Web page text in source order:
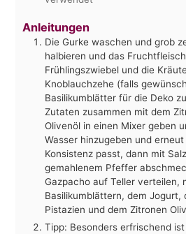
Anleitungen
Die Gurke waschen und grob
halbieren und das
Frühlingszwiebel und die
Knoblauchzehe (falls
Basilikumblätter für die Deko
Zutaten zusammen mit dem
Olivenöl in einen Mixer geben
Wasser hinzugeben und
Konsistenz passt, dann mit
gemahlenem Pfeffer
Gazpacho auf Teller verteilen,
Basilikumblättern, dem Jogurt,
Pistazien und dem Zitronen
Tipp: Besonders erfrischend